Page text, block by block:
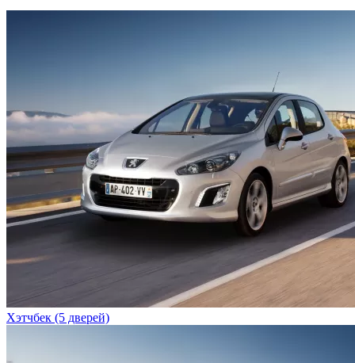
Хэтчбек (5 дверей)